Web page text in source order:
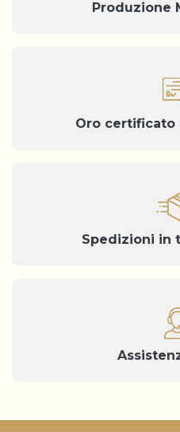
Produzione
Oro certificato
Spedizioni in